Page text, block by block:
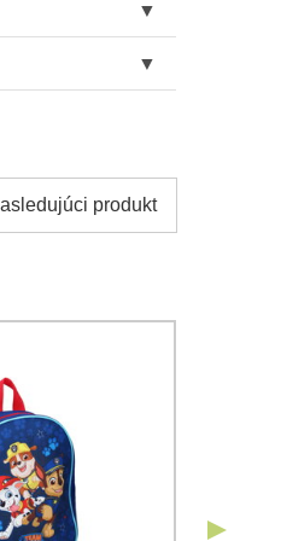
Bomba s.r.o.
produkt